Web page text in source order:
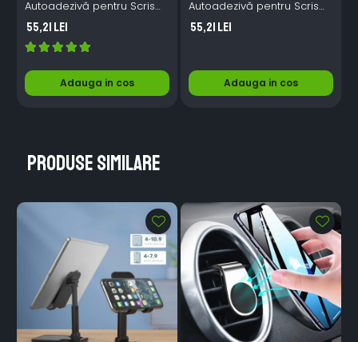
Autoadezivă pentru Scris
cu Marker – Folie
Whiteboard 45cm x 2m
55,21 Lei
Adauga in cos
Autoadezivă pentru Scris
cu Creta – Folie Neagră
55,21 Lei
Adauga in cos
Produse similare